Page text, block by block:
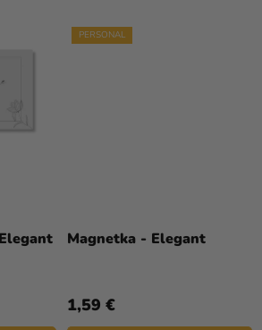
PERSONAL
Magnetka - Elegant
1,59 €